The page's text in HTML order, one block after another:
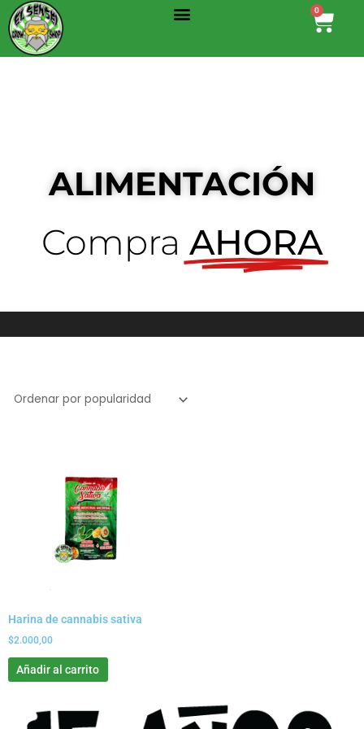
al
contenido
Menu 0
Cart
ALIMENTACIÓN
Compra AHORA
Harina de cannabis sativa
$2.000,00
Añadir al carrito